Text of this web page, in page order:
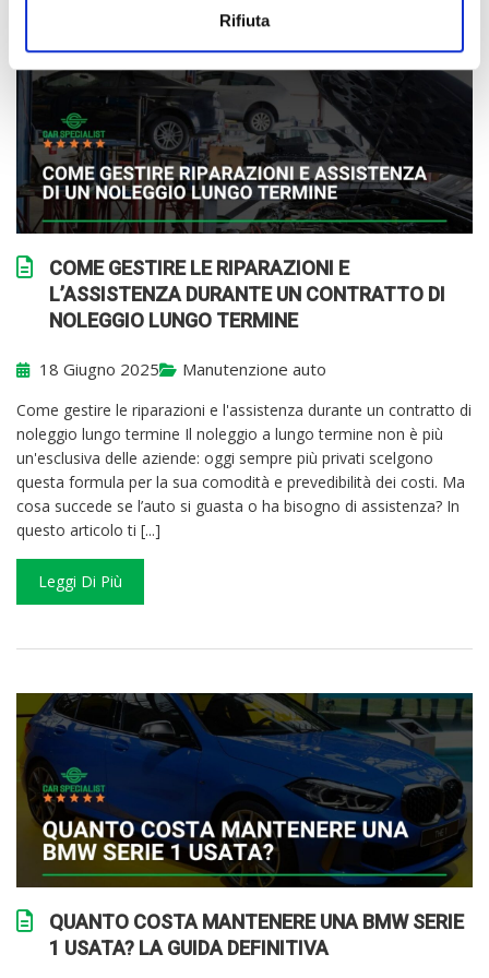
Rifiuta
COME GESTIRE LE RIPARAZIONI E
L’ASSISTENZA DURANTE UN CONTRATTO DI
NOLEGGIO LUNGO TERMINE
18 Giugno 2025 Manutenzione auto
Come gestire le riparazioni e l'assistenza durante un contratto di
noleggio lungo termine Il noleggio a lungo termine non è più
un'esclusiva delle aziende: oggi sempre più privati scelgono
questa formula per la sua comodità e prevedibilità dei costi. Ma
cosa succede se l’auto si guasta o ha bisogno di assistenza? In
questo articolo ti [...]
Leggi Di Più
QUANTO COSTA MANTENERE UNA BMW SERIE
1 USATA? LA GUIDA DEFINITIVA